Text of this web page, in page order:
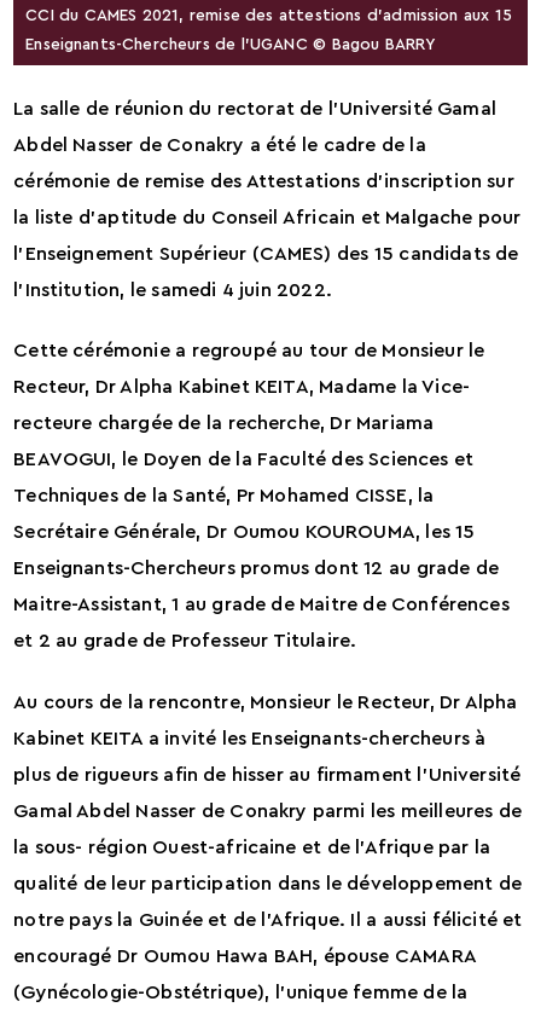
CCI du CAMES 2021, remise des attestions d’admission aux 15
Enseignants-Chercheurs de l’UGANC © Bagou BARRY
La salle de réunion du rectorat de l’Université Gamal
Abdel Nasser de Conakry a été le cadre de la
cérémonie de remise des Attestations d’inscription sur
la liste d’aptitude du Conseil Africain et Malgache pour
l’Enseignement Supérieur (CAMES) des 15 candidats de
l’Institution, le samedi 4 juin 2022.
Cette cérémonie a regroupé au tour de Monsieur le
Recteur, Dr Alpha Kabinet KEITA, Madame la Vice-
recteure chargée de la recherche, Dr Mariama
BEAVOGUI, le Doyen de la Faculté des Sciences et
Techniques de la Santé, Pr Mohamed CISSE, la
Secrétaire Générale, Dr Oumou KOUROUMA, les 15
Enseignants-Chercheurs promus dont 12 au grade de
Maitre-Assistant, 1 au grade de Maitre de Conférences
et 2 au grade de Professeur Titulaire.
Au cours de la rencontre, Monsieur le Recteur, Dr Alpha
Kabinet KEITA a invité les Enseignants-chercheurs à
plus de rigueurs afin de hisser au firmament l’Université
Gamal Abdel Nasser de Conakry parmi les meilleures de
la sous- région Ouest-africaine et de l’Afrique par la
qualité de leur participation dans le développement de
notre pays la Guinée et de l’Afrique. Il a aussi félicité et
encouragé Dr Oumou Hawa BAH, épouse CAMARA
(Gynécologie-Obstétrique), l’unique femme de la